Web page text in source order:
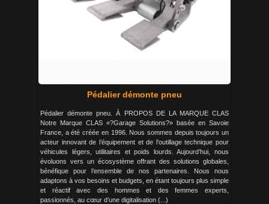
Pédalier démonte pneu
Pédalier démonte pneu. À PROPOS DE LA MARQUE CLAS
Notre Marque CLAS «?Garage Solutions?» basée en Savoie
France, a été créée en 1996. Nous sommes depuis toujours un
acteur innovant de l’équipement et de l’outillage technique pour
véhicules légers, utilitaires et poids lourds. Aujourd’hui, nous
évoluons vers un écosystème offrant des solutions globales,
bénéfique pour l’ensemble de nos partenaires. Nous nous
adaptons à vos besoins et budgets, en étant toujours plus simple
et réactif avec des hommes et des femmes experts,
passionnés, au cœur d’une digitalisation (...)